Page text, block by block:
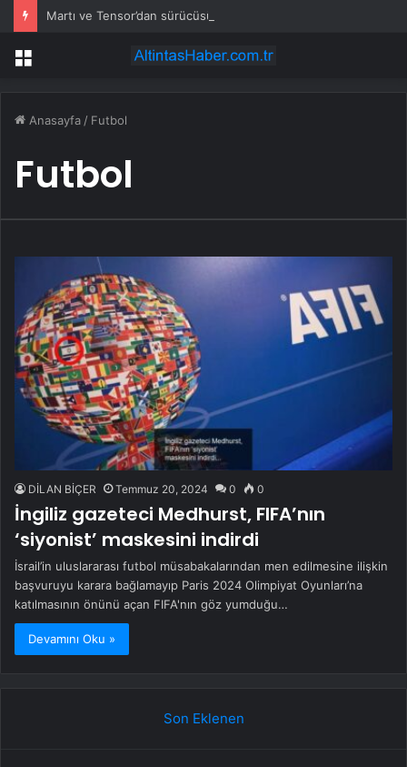
Martı ve Tensor’dan sürücüsüz araç iş birliği
Menü
Anasayfa / Futbol
Futbol
DİLAN BİÇER Temmuz 20, 2024 0 0
İngiliz gazeteci Medhurst, FIFA’nın
‘siyonist’ maskesini indirdi
İsrail’in uluslararası futbol müsabakalarından men edilmesine ilişkin
başvuruyu karara bağlamayıp Paris 2024 Olimpiyat Oyunları’na
katılmasının önünü açan FIFA'nın göz yumduğu…
Devamını Oku »
Son Eklenen